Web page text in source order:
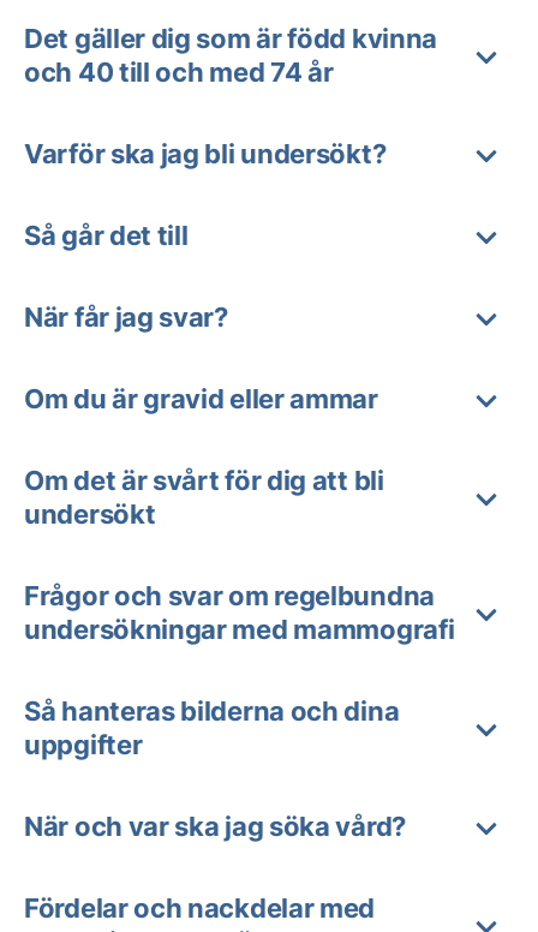
Det gäller dig som är född kvinna
och 40 till och med 74 år
Varför ska jag bli undersökt?
Så går det till
När får jag svar?
Om du är gravid eller ammar
Om det är svårt för dig att bli
undersökt
Frågor och svar om regelbundna
undersökningar med mammografi
Så hanteras bilderna och dina
uppgifter
När och var ska jag söka vård?
Fördelar och nackdelar med